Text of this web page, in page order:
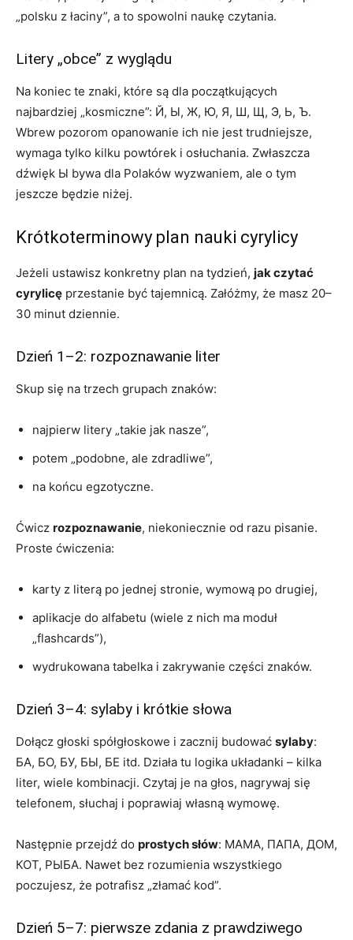
„polsku z łaciny”, a to spowolni naukę czytania.
Litery „obce” z wyglądu
Na koniec te znaki, które są dla początkujących
najbardziej „kosmiczne”: Й, Ы, Ж, Ю, Я, Ш, Щ, Э, Ь, Ъ.
Wbrew pozorom opanowanie ich nie jest trudniejsze,
wymaga tylko kilku powtórek i osłuchania. Zwłaszcza
dźwięk Ы bywa dla Polaków wyzwaniem, ale o tym
jeszcze będzie niżej.
Krótkoterminowy plan nauki cyrylicy
Jeżeli ustawisz konkretny plan na tydzień, jak czytać
cyrylicę przestanie być tajemnicą. Załóżmy, że masz 20–
30 minut dziennie.
Dzień 1–2: rozpoznawanie liter
Skup się na trzech grupach znaków:
najpierw litery „takie jak nasze”,
potem „podobne, ale zdradliwe”,
na końcu egzotyczne.
Ćwicz rozpoznawanie, niekoniecznie od razu pisanie.
Proste ćwiczenia:
karty z literą po jednej stronie, wymową po drugiej,
aplikacje do alfabetu (wiele z nich ma moduł
„flashcards”),
wydrukowana tabelka i zakrywanie części znaków.
Dzień 3–4: sylaby i krótkie słowa
Dołącz głoski spółgłoskowe i zacznij budować sylaby:
БА, БО, БУ, БЫ, БЕ itd. Działa tu logika układanki – kilka
liter, wiele kombinacji. Czytaj je na głos, nagrywaj się
telefonem, słuchaj i poprawiaj własną wymowę.
Następnie przejdź do prostych słów: МАМА, ПАПА, ДОМ,
КОТ, РЫБА. Nawet bez rozumienia wszystkiego
poczujesz, że potrafisz „złamać kod”.
Dzień 5–7: pierwsze zdania z prawdziwego